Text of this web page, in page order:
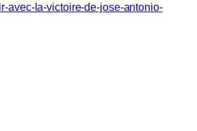
avec-la-victoire-de-jose-antonio-